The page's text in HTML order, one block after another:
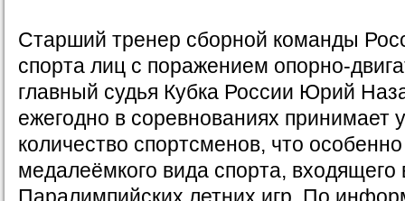
Старший тренер сборной команды
спорта лиц с поражением опорно-
главный судья Кубка России Юрий
ежегодно в соревнованиях принимает
количество спортсменов, что
медалеёмкого вида спорта, входящего